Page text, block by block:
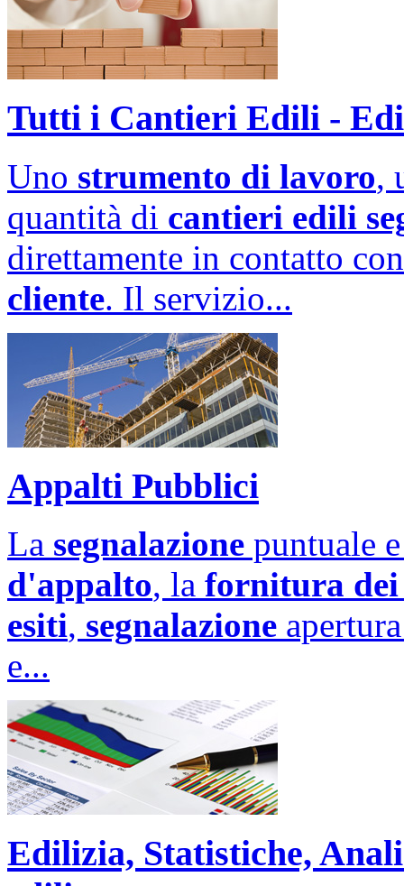
Tutti i Cantieri Edili -
Uno strumento di lavoro,
quantità di cantieri edili
direttamente in contatto
cliente. Il servizio...
Appalti Pubblici
La segnalazione puntuale
d'appalto, la fornitura
esiti, segnalazione
e...
Edilizia, Statistiche,